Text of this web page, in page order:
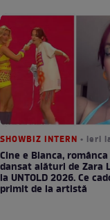
SHOWBIZ INTERN • ieri
Cine e Bianca, românca
dansat alături de Zara
la UNTOLD 2026. Ce
primit de la artistă